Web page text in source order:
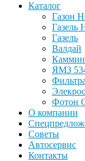
Каталог
Газон
Газель
Газель
Валдай
ЯМЗ
Фильтра
Фотон
О компании
Советы
Автосервис
Контакты